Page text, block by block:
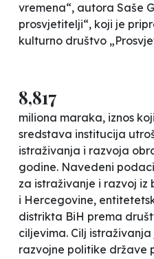
vremena“, autora Saše
prosvjetitelji“, koji je
kulturno društvo
8,817
miliona maraka, iznos
sredstava institucija
istraživanja i razvoja
godine. Navedeni
za istraživanje i razvoj iz
i Hercegovine,
distrikta BiH prema
ciljevima. Cilj
razvojne politike države